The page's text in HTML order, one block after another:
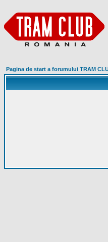
Pagina de start a forumului TRAM